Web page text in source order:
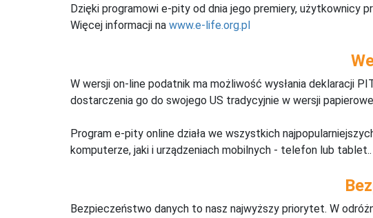
Dzięki programowi e-pity od dnia jego premiery, użytkownicy
Więcej informacji na www.e-life.org.pl
W wersji on-line podatnik ma możliwość wysłania deklaracji
dostarczenia go do swojego US tradycyjnie w wersji
Program e-pity online działa we wszystkich
komputerze, jaki i urządzeniach mobilnych - telefon lub tablet..
Bezpieczeństwo danych to nasz najwyższy priorytet. W